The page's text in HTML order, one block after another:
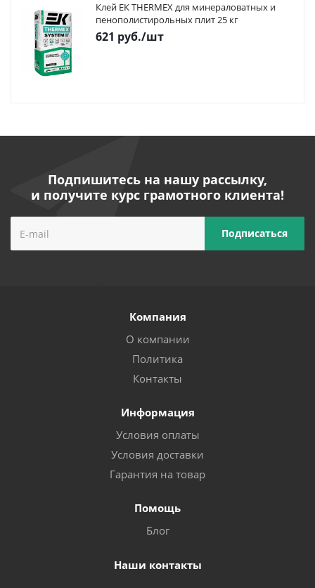
Клей ЕК THERMEX для минераловатных и
пенополистирольных плит 25 кг
621 руб./шт
Подпишитесь на нашу рассылку,
и получите курс грамотного клиента!
Компания
О компании
Политика
Контакты
Информация
Условия оплаты
Условия доставки
Гарантия на товар
Помощь
Блог
Наши контакты